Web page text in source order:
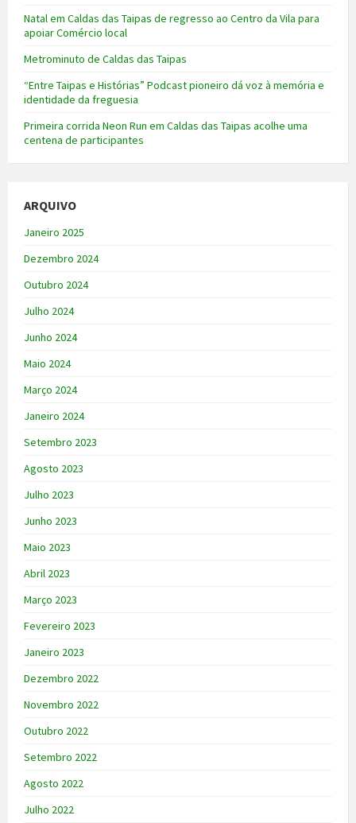
Natal em Caldas das Taipas de regresso ao Centro da Vila para
apoiar Comércio local
Metrominuto de Caldas das Taipas
“Entre Taipas e Histórias” Podcast pioneiro dá voz à memória e
identidade da freguesia
Primeira corrida Neon Run em Caldas das Taipas acolhe uma
centena de participantes
ARQUIVO
Janeiro 2025
Dezembro 2024
Outubro 2024
Julho 2024
Junho 2024
Maio 2024
Março 2024
Janeiro 2024
Setembro 2023
Agosto 2023
Julho 2023
Junho 2023
Maio 2023
Abril 2023
Março 2023
Fevereiro 2023
Janeiro 2023
Dezembro 2022
Novembro 2022
Outubro 2022
Setembro 2022
Agosto 2022
Julho 2022